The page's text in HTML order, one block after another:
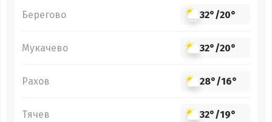
Берегово 32°/20°
Мукачево 32°/20°
Рахов 28°/16°
Тячев 32°/19°